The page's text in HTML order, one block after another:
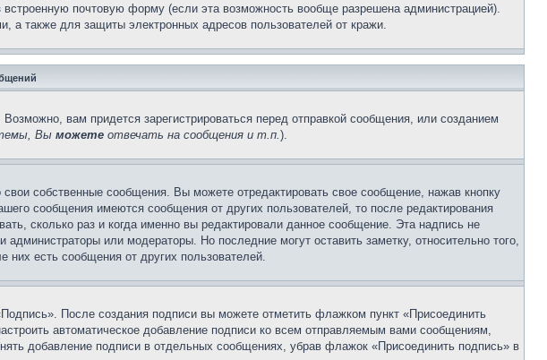
почтовую форму (если эта возможность вообще разрешена администрацией).
а также для защиты электронных адресов пользователей от кражи.
вам придется зарегистрироваться перед отправкой сообщения, или созданием
Вы можете отвечать на сообщения и т.п.).
собственные сообщения. Вы можете отредактировать свое сообщение, нажав кнопку
сообщения имеются сообщения от других пользователей, то после редактирования
сколько раз и когда именно вы редактировали данное сообщение. Эта надпись не
или модераторы. Но последние могут оставить заметку, относительно того,
есть сообщения от других пользователей.
После создания подписи вы можете отметить флажком пункт «Присоединить
автоматическое добавление подписи ко всем отправляемым вами сообщениям,
добавление подписи в отдельных сообщениях, убрав флажок «Присоединить подпись» в